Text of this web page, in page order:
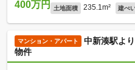
400万円 土地面積 235.1m² 建ぺ
マンション・アパート
中新湊駅よ
物件